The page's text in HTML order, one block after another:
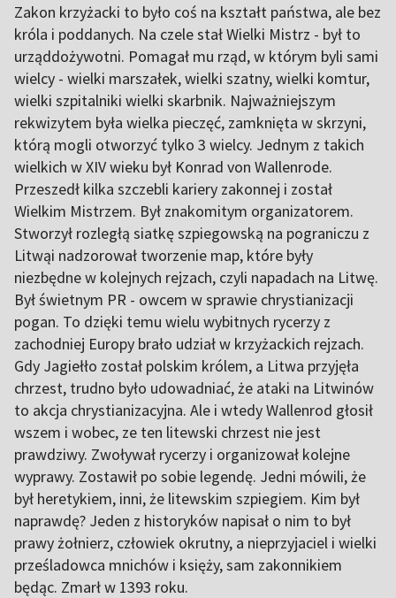
Zakon krzyżacki to było coś na kształt państwa, ale bez
króla i poddanych. Na czele stał Wielki Mistrz - był to
urząddożywotni. Pomagał mu rząd, w którym byli sami
wielcy - wielki marszałek, wielki szatny, wielki komtur,
wielki szpitalniki wielki skarbnik. Najważniejszym
rekwizytem była wielka pieczęć, zamknięta w skrzyni,
którą mogli otworzyć tylko 3 wielcy. Jednym z takich
wielkich w XIV wieku był Konrad von Wallenrode.
Przeszedł kilka szczebli kariery zakonnej i został
Wielkim Mistrzem. Był znakomitym organizatorem.
Stworzył rozległą siatkę szpiegowską na pograniczu z
Litwąi nadzorował tworzenie map, które były
niezbędne w kolejnych rejzach, czyli napadach na Litwę.
Był świetnym PR - owcem w sprawie chrystianizacji
pogan. To dzięki temu wielu wybitnych rycerzy z
zachodniej Europy brało udział w krzyżackich rejzach.
Gdy Jagiełło został polskim królem, a Litwa przyjęła
chrzest, trudno było udowadniać, że ataki na Litwinów
to akcja chrystianizacyjna. Ale i wtedy Wallenrod głosił
wszem i wobec, ze ten litewski chrzest nie jest
prawdziwy. Zwoływał rycerzy i organizował kolejne
wyprawy. Zostawił po sobie legendę. Jedni mówili, że
był heretykiem, inni, że litewskim szpiegiem. Kim był
naprawdę? Jeden z historyków napisał o nim to był
prawy żołnierz, człowiek okrutny, a nieprzyjaciel i wielki
prześladowca mnichów i księży, sam zakonnikiem
będąc. Zmarł w 1393 roku.